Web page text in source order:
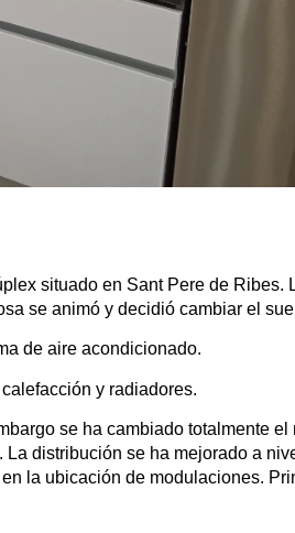
situado en Sant Pere de Ribes.
se animó y decidió cambiar el
de aire acondicionado.
y radiadores.
se ha cambiado totalmente
distribución se ha mejorado a
la ubicación de modulaciones.